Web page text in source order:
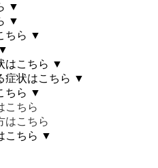
▼
▼
ちら ▼
▼
はこちら ▼
症状はこちら ▼
ちら ▼
こちら
はこちら
こちら ▼